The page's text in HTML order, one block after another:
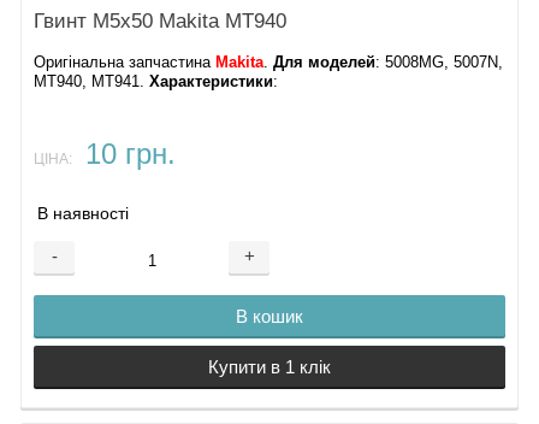
Гвинт М5х50 Makita MT940
Оригінальна запчастина Makita.Для моделей: 5008MG, 5007N,
MT940, MT941.Характеристики:
ЦІНА: 10 грн.
В наявності
- +
В кошик
Купити в 1 клік